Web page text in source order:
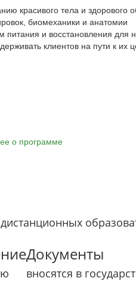
красивого тела и здорового
биомеханики и анатомии
питания и восстановления для
клиентов на пути к их
о программе
Документы
вносятся в